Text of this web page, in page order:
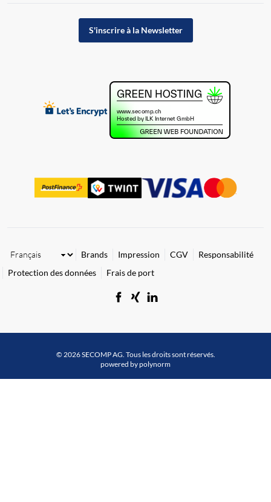
S'inscrire à la Newsletter
Brands Impression CGV
Responsabilité
Protection des données
Frais de port
© 2026 SECOMP AG. Tous les droits sont réservés.
powered by polynorm